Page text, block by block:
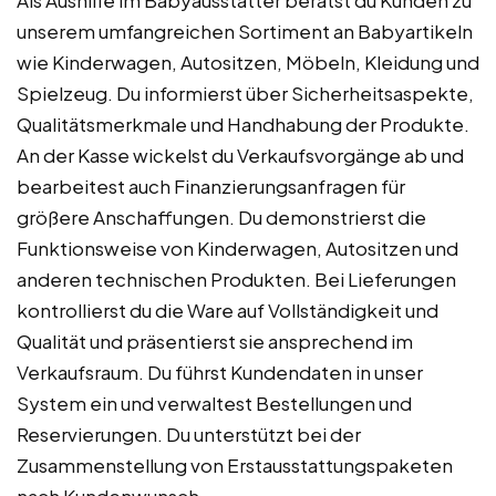
unserem umfangreichen Sortiment an Babyartikeln
wie Kinderwagen, Autositzen, Möbeln, Kleidung und
Spielzeug. Du informierst über Sicherheitsaspekte,
Qualitätsmerkmale und Handhabung der Produkte.
An der Kasse wickelst du Verkaufsvorgänge ab und
bearbeitest auch Finanzierungsanfragen für
größere Anschaffungen. Du demonstrierst die
Funktionsweise von Kinderwagen, Autositzen und
anderen technischen Produkten. Bei Lieferungen
kontrollierst du die Ware auf Vollständigkeit und
Qualität und präsentierst sie ansprechend im
Verkaufsraum. Du führst Kundendaten in unser
System ein und verwaltest Bestellungen und
Reservierungen. Du unterstützt bei der
Zusammenstellung von Erstausstattungspaketen